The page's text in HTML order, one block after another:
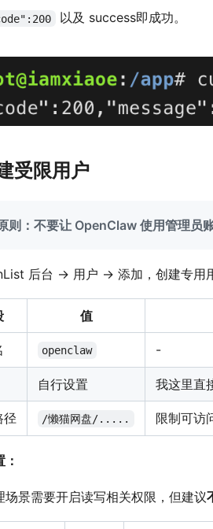
以及 success即成功。
受限用户
则：不要让 OpenClaw 使用管理员账
后台 → 用户 → 添加，创建专用
值
openclaw -
自行设置 我这里直
径 /懒猫网盘/..... 限制可访
场景需要开启读写相关权限，但建议